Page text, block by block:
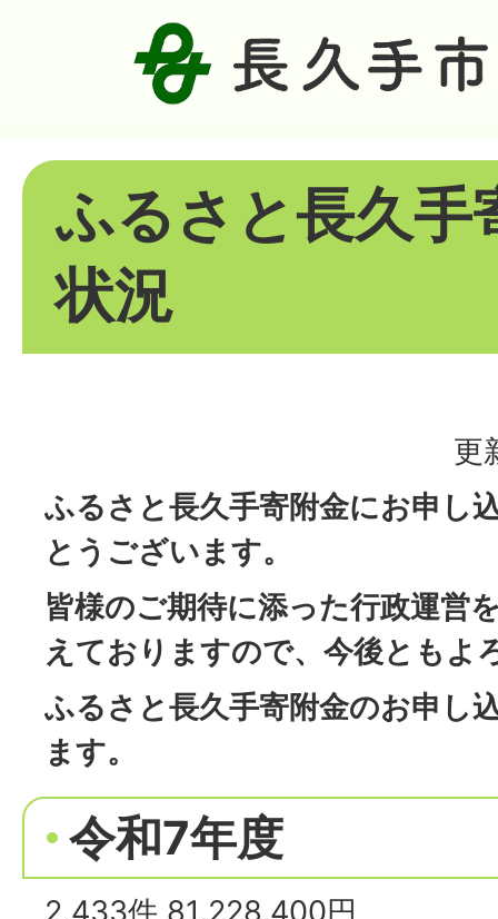
ふるさと長久手
状況
更
ふるさと長久手寄附金にお申し
とうございます。
皆様のご期待に添った行政運営
えておりますので、今後ともよ
ふるさと長久手寄附金のお申し
ます。
令和7年度